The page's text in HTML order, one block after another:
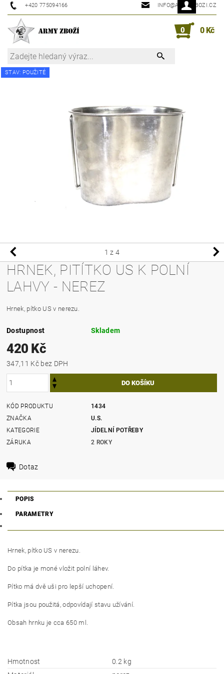
+420 775094166 INFO@ARMYZBOZI.CZ
0 0 Kč
STAV: POUŽITÉ
1 z 4
HRNEK, PITÍTKO US K POLNÍ
LAHVY - NEREZ
Hrnek, pítko US v nerezu.
Dostupnost Skladem
420 Kč
347,11 Kč bez DPH
KÓD PRODUKTU
1434
ZNAČKA
U.S.
KATEGORIE
JÍDELNÍ POTŘEBY
ZÁRUKA
2 ROKY
Dotaz
POPIS
PARAMETRY
Hrnek, pítko US v nerezu.
Do pítka je moné vložit polní láhev.
Pítko má dvě uši pro lepší uchopení.
Pítka jsou použitá, odpovídají stavu užívání.
Obsah hrnku je cca 650 ml.
Hmotnost
0.2 kg